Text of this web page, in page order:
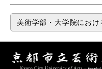
美術学部・大学院におけ